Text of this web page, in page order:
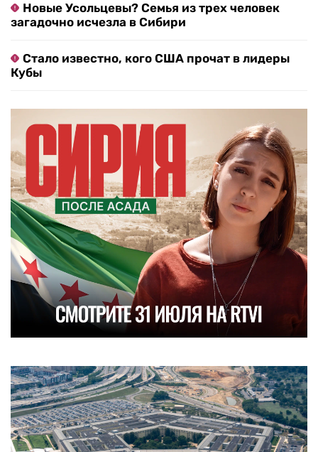
Новые Усольцевы? Семья из трех человек
загадочно исчезла в Сибири
Стало известно, кого США прочат в лидеры
Кубы